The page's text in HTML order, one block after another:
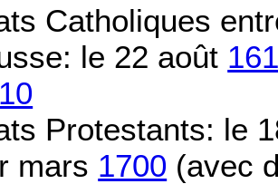
Catholiques
le 22 août
Protestants: le
mars 1700 (avec